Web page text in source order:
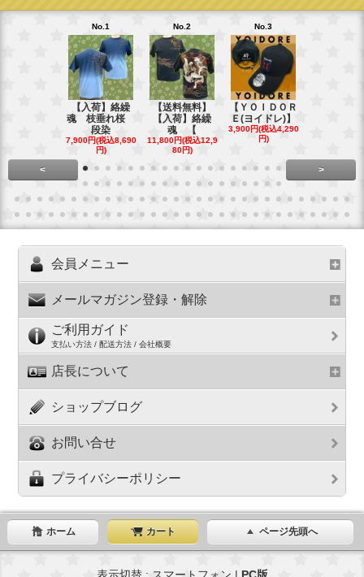
No.1
【入荷】絡繰
魂 枝垂れ桜
段染
7,900円(税込8,690
円)
No.2
【送料無料】
【入荷】絡繰
魂 【
11,800円(税込12,9
80円)
No.3
【ＹＯＩＤＯＲ
Ｅ(ヨイドレ)】
3,900円(税込4,290
円)
< >
会員メニュー
メールマガジン登録・解除
ご利用ガイド
支払い方法 / 配送方法 / 会社概要
店長について
ショップブログ
お問い合せ
プライバシーポリシー
ホーム カート ページ先頭へ
表示切替 : スマートフォン | PC版